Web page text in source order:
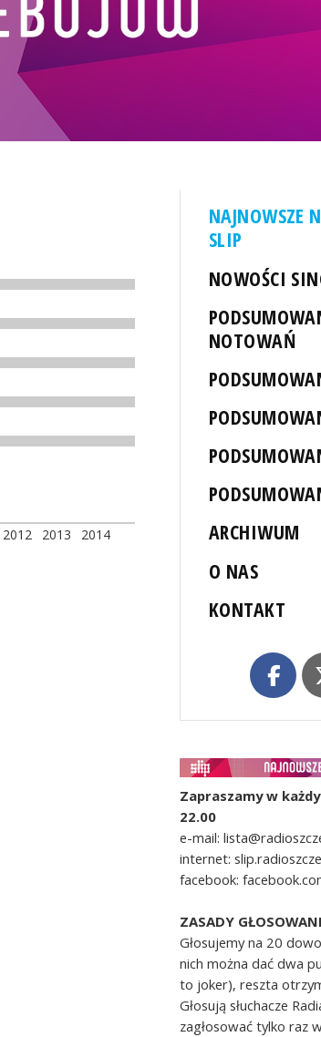
2012 2013
2014
NAJNOWSZE
SLIP
NOWOŚCI
NOTOWAŃ
ARCHIWUM
O NAS
KONTAKT
Zapraszamy w
22.00
e-mail:
internet:
facebook:
ZASADY
Głosujemy na 20
nich można dać dwa
to joker), reszta
Głosują słuchacze
zagłosować tylko raz